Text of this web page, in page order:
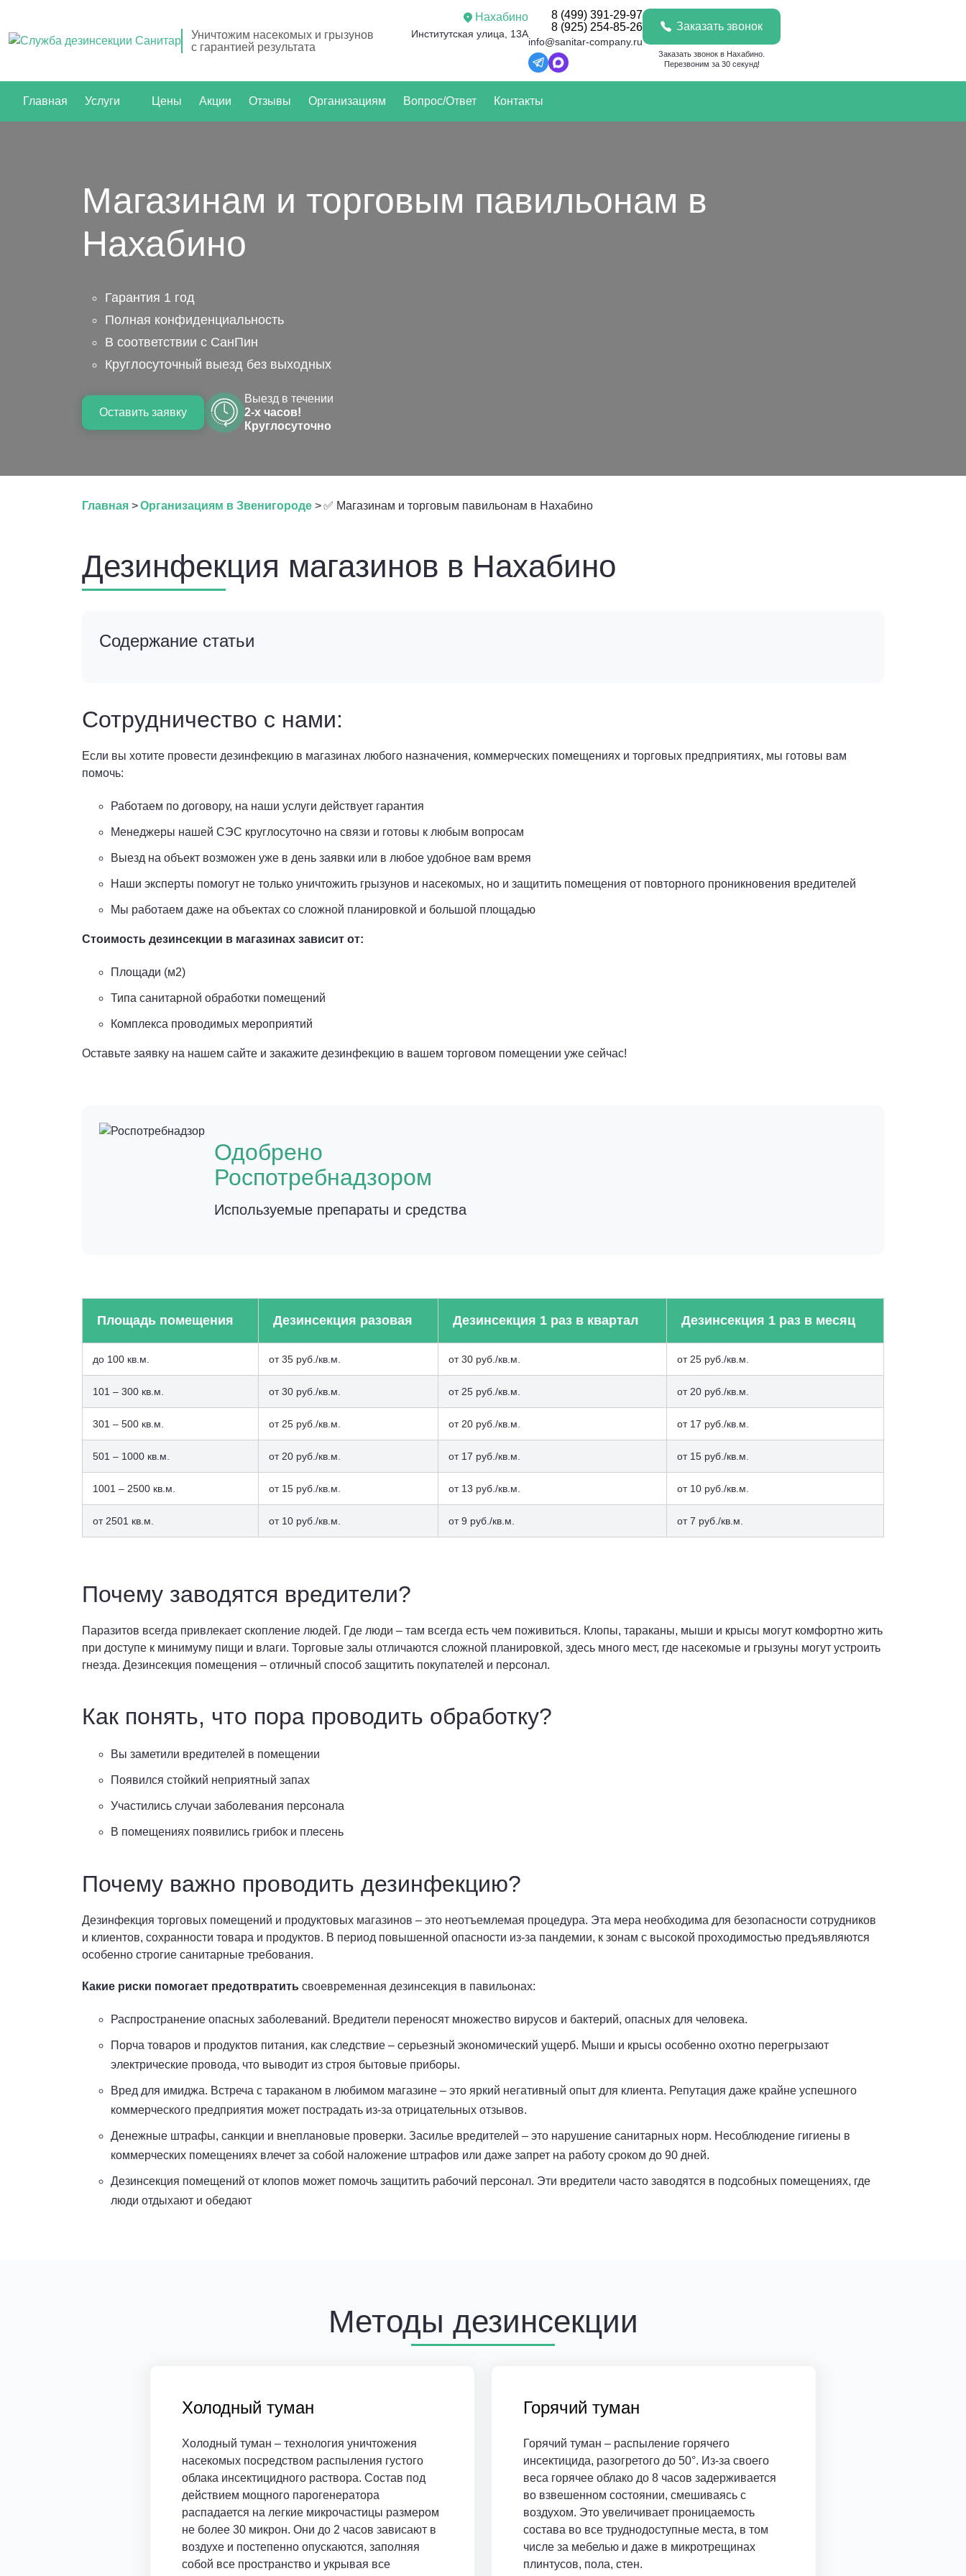
Уничтожим насекомых и грызунов
с гарантией результата
Нахабино
Институтская улица, 13А
8 (499) 391-29-97
8 (925) 254-85-26
info@sanitar-company.ru
Заказать звонок
Заказать звонок в Нахабино.
Перезвоним за 30 секунд!
Главная Услуги Цены Акции Отзывы Организациям Вопрос/Ответ Контакты
Магазинам и торговым павильонам в
Нахабино
Гарантия 1 год
Полная конфиденциальность
В соответствии с СанПин
Круглосуточный выезд без выходных
Оставить заявку
Выезд в течении
2-х часов!
Круглосуточно
Главная >Организациям в Звенигороде >✅ Магазинам и торговым павильонам в Нахабино
Дезинфекция магазинов в Нахабино
Содержание статьи
Сотрудничество с нами:
Если вы хотите провести дезинфекцию в магазинах любого назначения, коммерческих помещениях и торговых предприятиях, мы готовы вам
помочь:
Работаем по договору, на наши услуги действует гарантия
Менеджеры нашей СЭС круглосуточно на связи и готовы к любым вопросам
Выезд на объект возможен уже в день заявки или в любое удобное вам время
Наши эксперты помогут не только уничтожить грызунов и насекомых, но и защитить помещения от повторного проникновения вредителей
Мы работаем даже на объектах со сложной планировкой и большой площадью
Стоимость дезинсекции в магазинах зависит от:
Площади (м2)
Типа санитарной обработки помещений
Комплекса проводимых мероприятий
Оставьте заявку на нашем сайте и закажите дезинфекцию в вашем торговом помещении уже сейчас!
Одобрено
Роспотребнадзором
Используемые препараты и средства
Площадь помещения Дезинсекция разовая Дезинсекция 1 раз в квартал Дезинсекция 1 раз в месяц
до 100 кв.м. от 35 руб./кв.м. от 30 руб./кв.м. от 25 руб./кв.м.
101 – 300 кв.м. от 30 руб./кв.м. от 25 руб./кв.м. от 20 руб./кв.м.
301 – 500 кв.м. от 25 руб./кв.м. от 20 руб./кв.м. от 17 руб./кв.м.
501 – 1000 кв.м. от 20 руб./кв.м. от 17 руб./кв.м. от 15 руб./кв.м.
1001 – 2500 кв.м. от 15 руб./кв.м. от 13 руб./кв.м. от 10 руб./кв.м.
от 2501 кв.м. от 10 руб./кв.м. от 9 руб./кв.м. от 7 руб./кв.м.
Почему заводятся вредители?
Паразитов всегда привлекает скопление людей. Где люди – там всегда есть чем поживиться. Клопы, тараканы, мыши и крысы могут комфортно жить
при доступе к минимуму пищи и влаги. Торговые залы отличаются сложной планировкой, здесь много мест, где насекомые и грызуны могут устроить
гнезда. Дезинсекция помещения – отличный способ защитить покупателей и персонал.
Как понять, что пора проводить обработку?
Вы заметили вредителей в помещении
Появился стойкий неприятный запах
Участились случаи заболевания персонала
В помещениях появились грибок и плесень
Почему важно проводить дезинфекцию?
Дезинфекция торговых помещений и продуктовых магазинов – это неотъемлемая процедура. Эта мера необходима для безопасности сотрудников
и клиентов, сохранности товара и продуктов. В период повышенной опасности из-за пандемии, к зонам с высокой проходимостью предъявляются
особенно строгие санитарные требования.
Какие риски помогает предотвратить своевременная дезинсекция в павильонах:
Распространение опасных заболеваний. Вредители переносят множество вирусов и бактерий, опасных для человека.
Порча товаров и продуктов питания, как следствие – серьезный экономический ущерб. Мыши и крысы особенно охотно перегрызают
электрические провода, что выводит из строя бытовые приборы.
Вред для имиджа. Встреча с тараканом в любимом магазине – это яркий негативный опыт для клиента. Репутация даже крайне успешного
коммерческого предприятия может пострадать из-за отрицательных отзывов.
Денежные штрафы, санкции и внеплановые проверки. Засилье вредителей – это нарушение санитарных норм. Несоблюдение гигиены в
коммерческих помещениях влечет за собой наложение штрафов или даже запрет на работу сроком до 90 дней.
Дезинсекция помещений от клопов может помочь защитить рабочий персонал. Эти вредители часто заводятся в подсобных помещениях, где
люди отдыхают и обедают
Методы дезинсекции
Холодный туман
Холодный туман – технология уничтожения
насекомых посредством распыления густого
облака инсектицидного раствора. Состав под
действием мощного парогенератора
распадается на легкие микрочастицы размером
не более 30 микрон. Они до 2 часов зависают в
воздухе и постепенно опускаются, заполняя
собой все пространство и укрывая все
Горячий туман
Горячий туман – распыление горячего
инсектицида, разогретого до 50°. Из-за своего
веса горячее облако до 8 часов задерживается
во взвешенном состоянии, смешиваясь с
воздухом. Это увеличивает проницаемость
состава во все труднодоступные места, в том
числе за мебелью и даже в микротрещинах
плинтусов, пола, стен.